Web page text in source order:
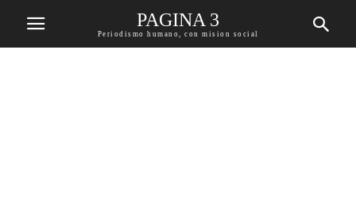
PAGINA 3
Periodismo humano, con mision social